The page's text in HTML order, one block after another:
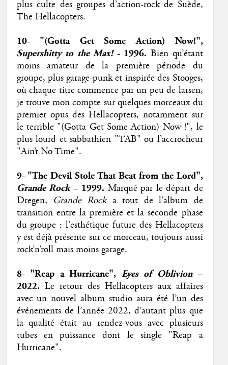
plus culte des groupes d’action-rock de Suède,
The Hellacopters.
10- "(Gotta Get Some Action) Now!",
Supershitty to the Max! - 1996. Bien qu’étant
moins amateur de la première période du
groupe, plus garage-punk et inspirée des Stooges,
où chaque titre commence par un peu de larsen,
je trouve mon compte sur quelques morceaux du
premier opus des Hellacopters, notamment sur
le terrible "(Gotta Get Some Action) Now !", le
plus lourd et sabbathien "TAB" ou l’accrocheur
"Ain’t No Time".
9- "The Devil Stole That Beat from the Lord",
Grande Rock– 1999. Marqué par le départ de
Dregen, Grande Rocka tout de l’album de
transition entre la première et la seconde phase
du groupe : l’esthétique future des Hellacopters
y est déjà présente sur ce morceau, toujours aussi
rock’n’roll mais moins garage.
8- "Reap a Hurricane", Eyes of Oblivion–
2022. Le retour des Hellacopters aux affaires
avec un nouvel album studio aura été l’un des
événements de l’année 2022, d’autant plus que
la qualité était au rendez-vous avec plusieurs
tubes en puissance dont le single "Reap a
Hurricane".